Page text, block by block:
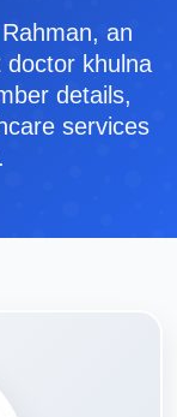
an
doctor khulna
details,
services